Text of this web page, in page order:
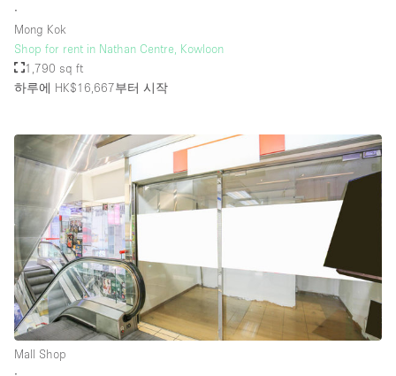
층 / 접근성:
지하층
위치한 거리
쇼핑몰
테라스
윗층
기타
∙
Mong Kok
Shop for rent in Nathan Centre, Kowloon
1,790 sq ft
하루에 HK$16,667부터 시작
Mall Shop
∙